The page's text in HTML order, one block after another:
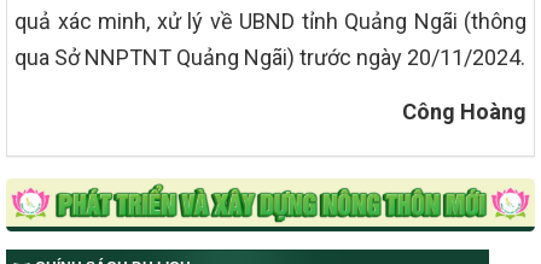
quả xác minh, xử lý về UBND tỉnh Quảng Ngãi (thông
qua Sở NNPTNT Quảng Ngãi) trước ngày 20/11/2024.
Công Hoàng